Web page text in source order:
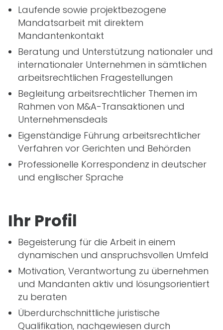
Laufende sowie projektbezogene
Mandatsarbeit mit direktem
Mandantenkontakt
Beratung und Unterstützung nationaler und
internationaler Unternehmen in sämtlichen
arbeitsrechtlichen Fragestellungen
Begleitung arbeitsrechtlicher Themen im
Rahmen von M&A-Transaktionen und
Unternehmensdeals
Eigenständige Führung arbeitsrechtlicher
Verfahren vor Gerichten und Behörden
Professionelle Korrespondenz in deutscher
und englischer Sprache
Ihr Profil
Begeisterung für die Arbeit in einem
dynamischen und anspruchsvollen Umfeld
Motivation, Verantwortung zu übernehmen
und Mandanten aktiv und lösungsorientiert
zu beraten
Überdurchschnittliche juristische
Qualifikation, nachgewiesen durch